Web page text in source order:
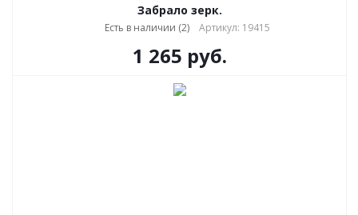
Забрало зерк.
Есть в наличии (2) Артикул: 19415
1 265 руб.